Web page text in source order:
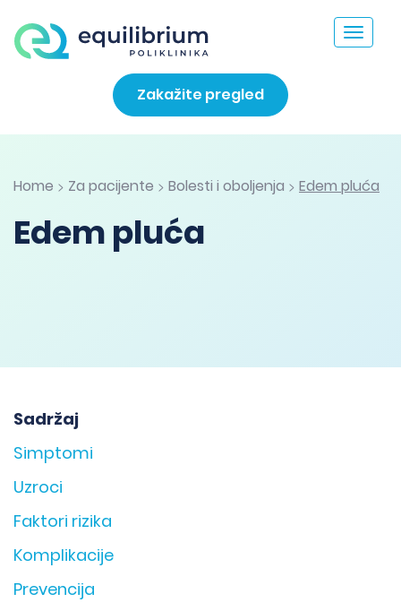
Toggle
Zakažite pregled
Home > Za pacijente > Bolesti i oboljenja > Edem pluća
Edem pluća
Sadržaj
Simptomi
Uzroci
Faktori rizika
Komplikacije
Prevencija